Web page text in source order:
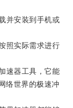
并安装到手机或
照实际需求进行
速器工具，它能
络世界的极速冲